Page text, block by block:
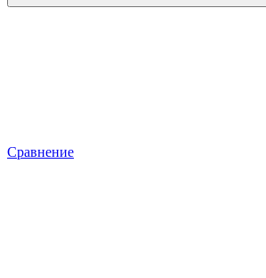
Сравнение